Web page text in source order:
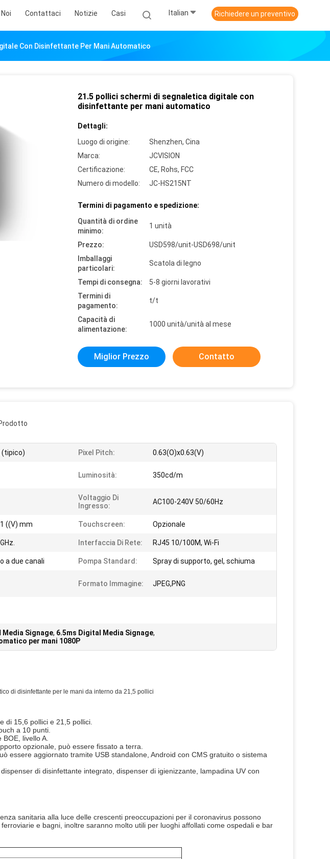
Contattaci Notizie Casi Italian Richiedere un preventivo
Con Disinfettante Per Mani Automatico
21.5 pollici schermi di segnaletica digitale con
disinfettante per mani automatico
Dettagli:
Luogo di origine:
Shenzhen, Cina
Marca:
JCVISION
Certificazione:
CE, Rohs, FCC
Numero di modello:
JC-HS215NT
Termini di pagamento e spedizione:
Quantità di ordine
minimo:
1 unità
Prezzo:
USD598/unit-USD698/unit
Imballaggi
particolari:
Scatola di legno
Tempi di consegna:
5-8 giorni lavorativi
Termini di
pagamento:
t/t
Capacità di
alimentazione:
1000 unità/unità al mese
Miglior Prezzo Contatto
(tipico) Pixel Pitch: 0.63(O)x0.63(V)
Luminosità: 350cd/m
Voltaggio Di
Ingresso:
AC100-240V 50/60Hz
((V) mm Touchscreen: Opzionale
Interfaccia Di Rete: RJ45 10/100M, Wi-Fi
a due canali Pompa Standard: Spray di supporto, gel, schiuma
Formato Immagine: JPEG,PNG
Signage, 6.5ms Digital Media Signage,
per mani 1080P
di disinfettante per le mani da interno da 21,5 pollici
di 15,6 pollici e 21,5 pollici.
a 10 punti.
livello A.
opzionale, può essere fissato a terra.
essere aggiornato tramite USB standalone, Android con CMS gratuito o sistema
di disinfettante integrato, dispenser di igienizzante, lampadina UV con
sanitaria alla luce delle crescenti preoccupazioni per il coronavirus possono
e bagni, inoltre saranno molto utili per luoghi affollati come ospedali e bar